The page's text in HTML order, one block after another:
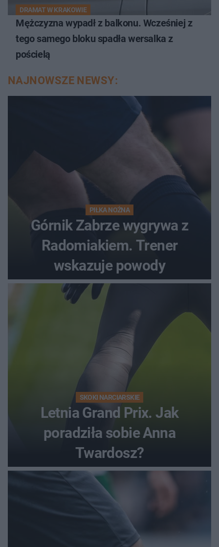
DRAMAT W KRAKOWIE
Mężczyzna wypadł z balkonu. Wcześniej z
tego samego bloku spadła wersalka z
pościelą
NAJNOWSZE NEWSY:
PIŁKA NOŻNA
Górnik Zabrze wygrywa z
Radomiakiem. Trener
wskazuje powody
SKOKI NARCIARSKIE
Letnia Grand Prix. Jak
poradziła sobie Anna
Twardosz?